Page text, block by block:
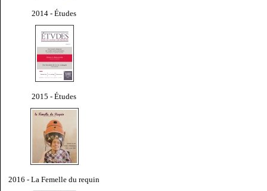
2014 - Études
2015 - Études
2016 - La Femelle du requin